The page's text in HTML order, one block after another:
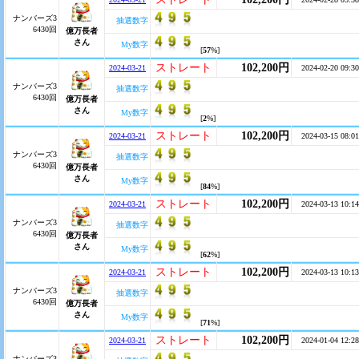
ナンバーズ3
6430回
億万長者
さん
抽選数字
My数字
[57%]
ナンバーズ3
6430回
億万長者
さん
2024-03-21 ストレート 102,200円 2024-02-20 09:30
抽選数字
My数字
[2%]
ナンバーズ3
6430回
億万長者
さん
2024-03-21 ストレート 102,200円 2024-03-15 08:01
抽選数字
My数字
[84%]
ナンバーズ3
6430回
億万長者
さん
2024-03-21 ストレート 102,200円 2024-03-13 10:14
抽選数字
My数字
[62%]
ナンバーズ3
6430回
億万長者
さん
2024-03-21 ストレート 102,200円 2024-03-13 10:13
抽選数字
My数字
[71%]
2024-03-21 ストレート 102,200円 2024-01-04 12:28